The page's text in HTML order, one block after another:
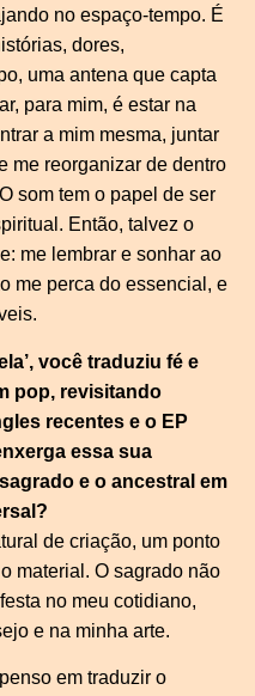
no espaço-tempo. É
dores,
uma antena que capta
para mim, é estar na
a mim mesma, juntar
me reorganizar de dentro
som tem o papel de ser
Então, talvez o
me lembrar e sonhar ao
me perca do essencial, e
você traduziu fé e
pop, revisitando
recentes e o EP
essa sua
e o ancestral em
de criação, um ponto
material. O sagrado não
no meu cotidiano,
e na minha arte.
em traduzir o